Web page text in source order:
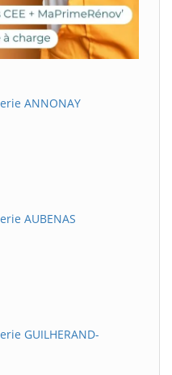
ANNONAY
AUBENAS
GUILHERAND-